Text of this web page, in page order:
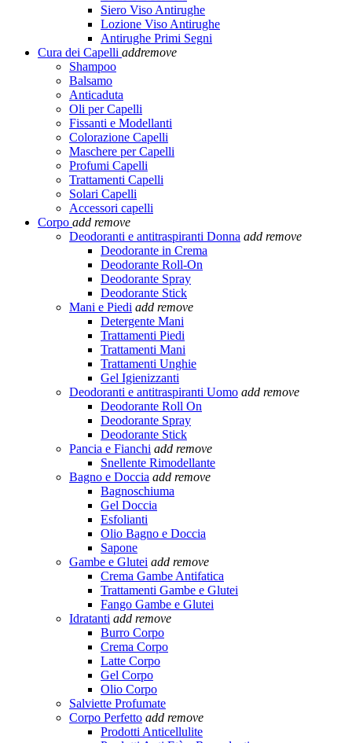
Siero Viso Antirughe
Lozione Viso Antirughe
Antirughe Primi Segni
Cura dei Capelli addremove
Shampoo
Balsamo
Anticaduta
Oli per Capelli
Fissanti e Modellanti
Colorazione Capelli
Maschere per Capelli
Profumi Capelli
Trattamenti Capelli
Solari Capelli
Accessori capelli
Corpo add remove
Deodoranti e antitraspiranti Donna add remove
Deodorante in Crema
Deodorante Roll-On
Deodorante Spray
Deodorante Stick
Mani e Piedi add remove
Detergente Mani
Trattamenti Piedi
Trattamenti Mani
Trattamenti Unghie
Gel Igienizzanti
Deodoranti e antitraspiranti Uomo add remove
Deodorante Roll On
Deodorante Spray
Deodorante Stick
Pancia e Fianchi add remove
Snellente Rimodellante
Bagno e Doccia add remove
Bagnoschiuma
Gel Doccia
Esfolianti
Olio Bagno e Doccia
Sapone
Gambe e Glutei add remove
Crema Gambe Antifatica
Trattamenti Gambe e Glutei
Fango Gambe e Glutei
Idratanti add remove
Burro Corpo
Crema Corpo
Latte Corpo
Gel Corpo
Olio Corpo
Salviette Profumate
Corpo Perfetto add remove
Prodotti Anticellulite